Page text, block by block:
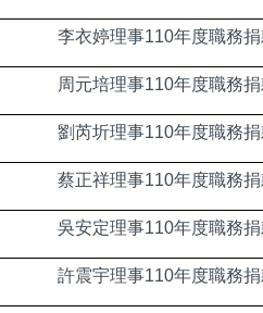
李衣婷理事110年度職務
周元培理事110年度職務
劉芮圻理事110年度職務
蔡正祥理事110年度職務
吳安定理事110年度職務
許震宇理事110年度職務